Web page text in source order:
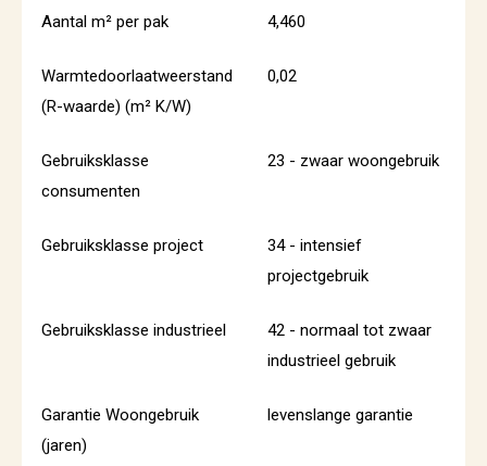
Aantal m² per pak 4,460
Warmtedoorlaatweerstand
(R-waarde) (m² K/W)
0,02
Gebruiksklasse
consumenten
23 - zwaar woongebruik
Gebruiksklasse project
34 - intensief
projectgebruik
Gebruiksklasse industrieel
42 - normaal tot zwaar
industrieel gebruik
Garantie Woongebruik
(jaren)
levenslange garantie